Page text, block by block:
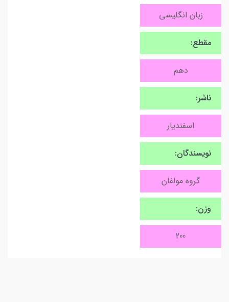
زبان انگلیسی
مقطع:
دهم
ناشر:
اسفندیار
نویسندگان:
گروه مولفان
وزن:
200